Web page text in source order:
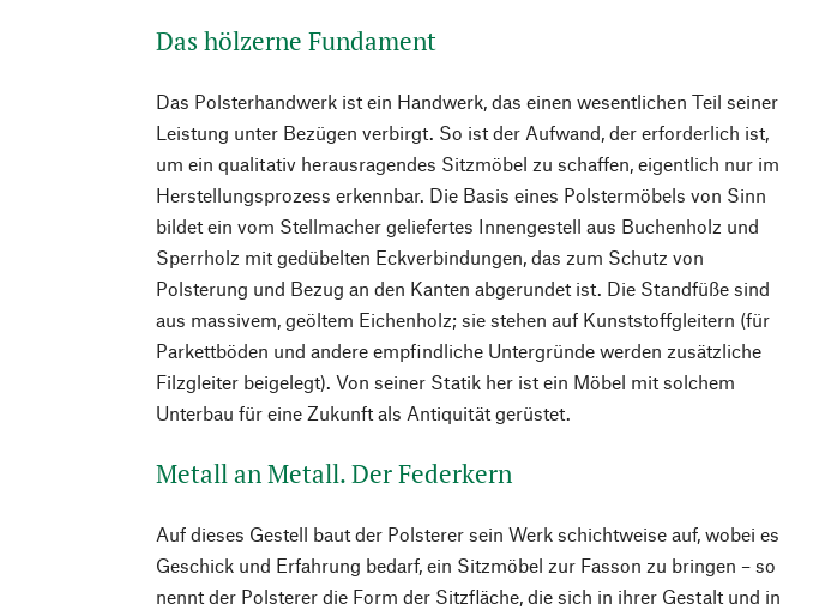
Das hölzerne Fundament
Das Polsterhandwerk ist ein Handwerk, das einen wesentlichen Teil seiner
Leistung unter Bezügen verbirgt. So ist der Aufwand, der erforderlich ist,
um ein qualitativ herausragendes Sitzmöbel zu schaffen, eigentlich nur im
Herstellungsprozess erkennbar. Die Basis eines Polstermöbels von Sinn
bildet ein vom Stellmacher geliefertes Innengestell aus Buchenholz und
Sperrholz mit gedübelten Eckverbindungen, das zum Schutz von
Polsterung und Bezug an den Kanten abgerundet ist. Die Standfüße sind
aus massivem, geöltem Eichenholz; sie stehen auf Kunststoffgleitern (für
Parkettböden und andere empfindliche Untergründe werden zusätzliche
Filzgleiter beigelegt). Von seiner Statik her ist ein Möbel mit solchem
Unterbau für eine Zukunft als Antiquität gerüstet.
Metall an Metall. Der Federkern
Auf dieses Gestell baut der Polsterer sein Werk schichtweise auf, wobei es
Geschick und Erfahrung bedarf, ein Sitzmöbel zur Fasson zu bringen – so
nennt der Polsterer die Form der Sitzfläche, die sich in ihrer Gestalt und in